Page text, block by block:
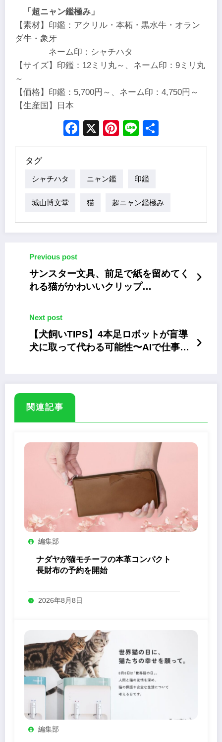
「超ニャン鑑極み」
【素材】印鑑：アクリル・本柘・黒水牛・オラン
ダ牛・象牙
ネーム印：シャチハタ
【サイズ】印鑑：12ミリ丸～、ネーム印：9ミリ丸
～
【価格】印鑑：5,700円～、ネーム印：4,750円～
【生産国】日本
Facebook
X Pinterest
Line
タグ
シャチハタ ニャン鑑 印鑑
城山博文堂 猫 超ニャン鑑極み
Previous post
サンスター文具、前足で紙を留めてく
れる猫がかわいいクリップ
Next post
【犬飼いTIPS】4本足ロボットが盲導
犬に取って代わる可能性〜AIで仕事を
関連記事
編集部
ナダヤが猫モチーフの本革コンパクト
長財布の予約を開始
2026年8月8日
編集部